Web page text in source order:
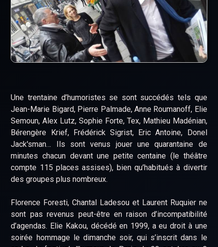
Une trentaine d’humoristes se sont succédés tels que
Jean-Marie Bigard, Pierre Palmade, Anne Roumanoff, Elie
Semoun, Alex Lutz, Sophie Forte, Tex, Mathieu Madénian,
Bérengère Krief, Frédérick Sigrist, Eric Antoine, Donel
Jack'sman… Ils sont venus jouer une quarantaine de
minutes chacun devant une petite centaine (le théâtre
compte 115 places assises), bien qu’habitués à divertir
des groupes plus nombreux.
Florence Foresti, Chantal Ladesou et Laurent Ruquier ne
sont pas revenus peut-être en raison d’incompatibilité
d’agendas. Elie Kakou, décédé en 1999, a eu droit à une
soirée hommage le dimanche soir, qui s’inscrit dans le